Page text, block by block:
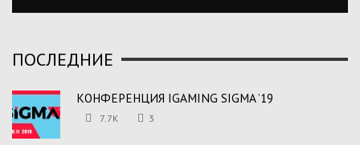
ПОСЛЕДНИЕ
КОНФЕРЕНЦИЯ IGAMING SIGMA ’19
7.7K 3